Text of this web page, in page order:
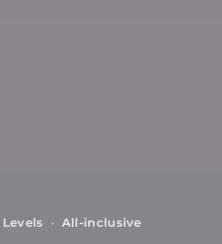
· All-inclusive